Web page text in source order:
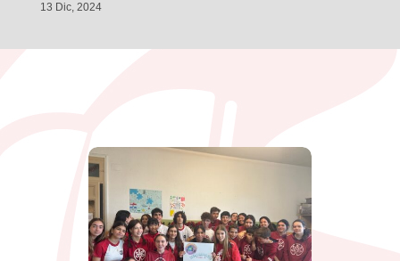
13 Dic, 2024